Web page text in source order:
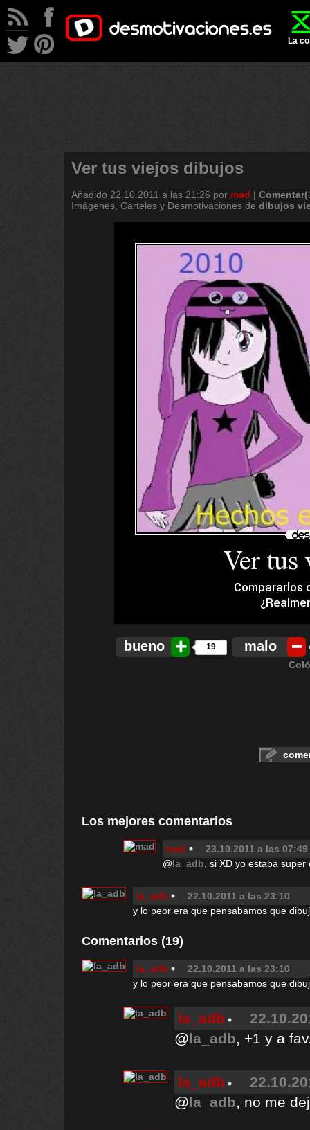
La
Ver tus viejos dibujos
Añadido 22.10.2011 a las 21:26 por mad |
Imágenes, Carteles y Desmotivaciones de dibujos
bueno 19 malo
Los mejores comentarios
mad
23.10.2011 a las 07:49
@la_adb , si XD yo estaba
la_adb
22.10.2011 a las 23:10
y lo peor era que pensabamos que
Comentarios (19)
la_adb
22.10.2011 a las 23:10
y lo peor era que pensabamos que
la_adb
@la_adb, +1 y a
la_adb
@la_adb, no me